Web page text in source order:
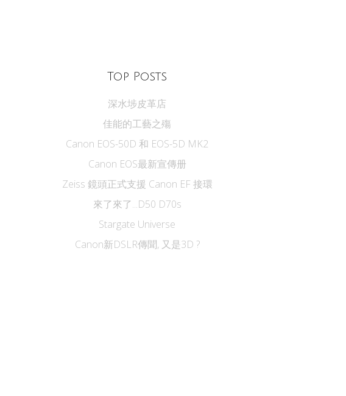
Top Posts
深水埗皮革店
佳能的工藝之殤
Canon EOS-50D 和 EOS-5D MK2
Canon EOS最新宣傳册
Zeiss 鏡頭正式支援 Canon EF 接環
來了來了...D50 D70s
Stargate Universe
Canon新DSLR傳聞, 又是3D ?